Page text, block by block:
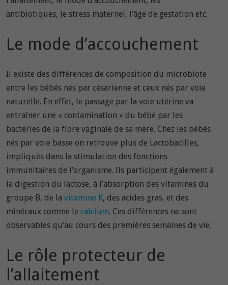
antibiotiques, le stress maternel, l’âge de gestation etc.
Le mode d’accouchement
Il existe des différences de composition du microbiote
entre les bébés nés par césarienne et ceux nés par voie
naturelle. En effet, le passage par la voie utérine va
entraîner une « contamination » du bébé par les
bactéries de la flore vaginale de sa mère. Chez les bébés
nés par voie basse on retrouve plus de Lactobacilles,
impliqués dans la stimulation des fonctions
immunitaires de l’organisme. Ils participent également à
la digestion du lactose, à l’absorption des vitamines du
groupe B, de lavitamine K, des acides gras, et des
minéraux comme lecalcium. Ces différences ne sont
observables qu’au cours des premières semaines de vie.
Le rôle protecteur de
l’allaitement